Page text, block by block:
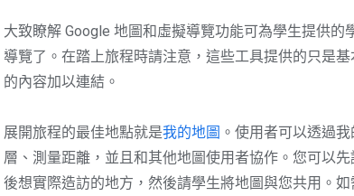
大致瞭解 Google 地圖和虛擬導覽功能可為學生提供
導覽了。在踏上旅程時請注意，這些工具提供的只是
的內容加以連結。
展開旅程的最佳地點就是我的地圖 。使用者可以透過
層、測量距離，並且和其他地圖使用者協作。您可以
後想實際造訪的地方，然後請學生將地圖與您共用。